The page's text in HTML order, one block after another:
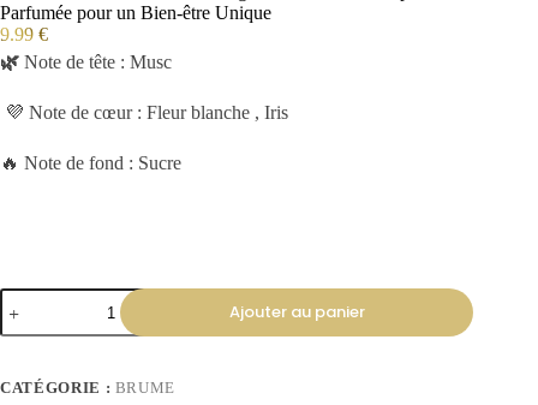
Parfumée pour un Bien-être Unique
9.99 €
🌿 Note de tête : Musc
💜 Note de cœur : Fleur blanche , Iris
🔥 Note de fond : Sucre
Ajouter au panier
CATÉGORIE : BRUME